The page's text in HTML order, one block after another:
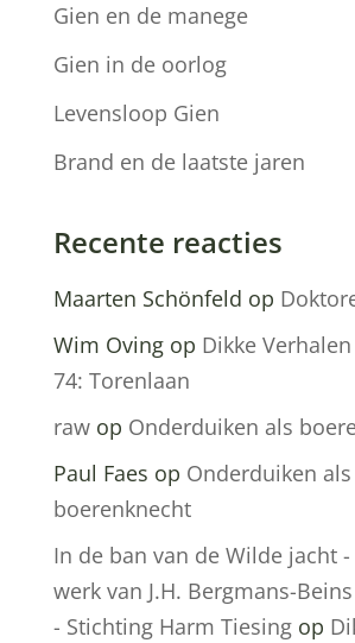
Gien en de manege
Gien in de oorlog
Levensloop Gien
Brand en de laatste jaren
Recente reacties
Maarten Schönfeld op
Wim Ovingop Dikke
74: Torenlaan
rawop Onderduiken als
Paul Faes op Onderduiken als
boerenknecht
In de ban van de Wilde jacht -
werk van J.H. Bergmans-
- Stichting Harm Tiesingop